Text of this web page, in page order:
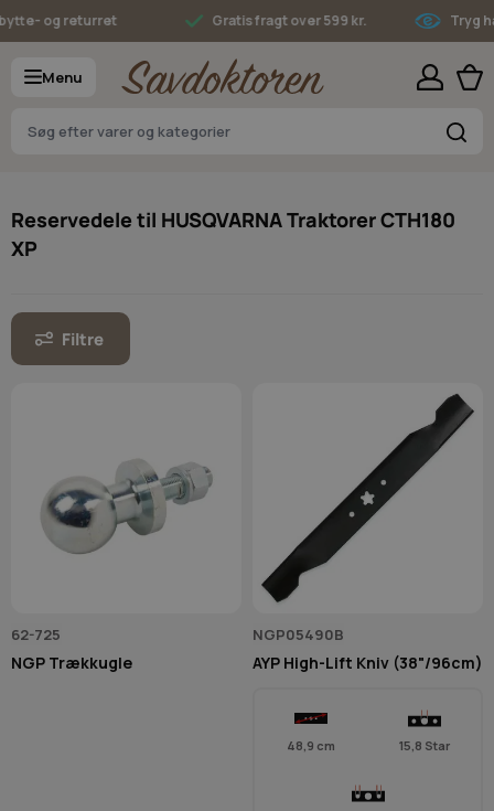
Skip to Content
og returret Gratis fragt over 599 kr. Tryg
Menu
Reservedele til HUSQVARNA Traktorer CTH180
XP
Filtre
62-725
NGP Trækkugle
NGP05490B
AYP High-Lift Kniv (38"/96cm)
48,9 cm 15,8 Star